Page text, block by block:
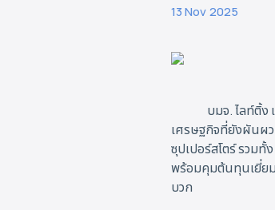
13 Nov 2025
บมจ. ไลท์ติ้ง
เศรษฐกิจที่ยังผันผว
ซุปเปอร์สโตร์ รวม
พร้อมคุมต้นทุนเยี่ยม
บวก